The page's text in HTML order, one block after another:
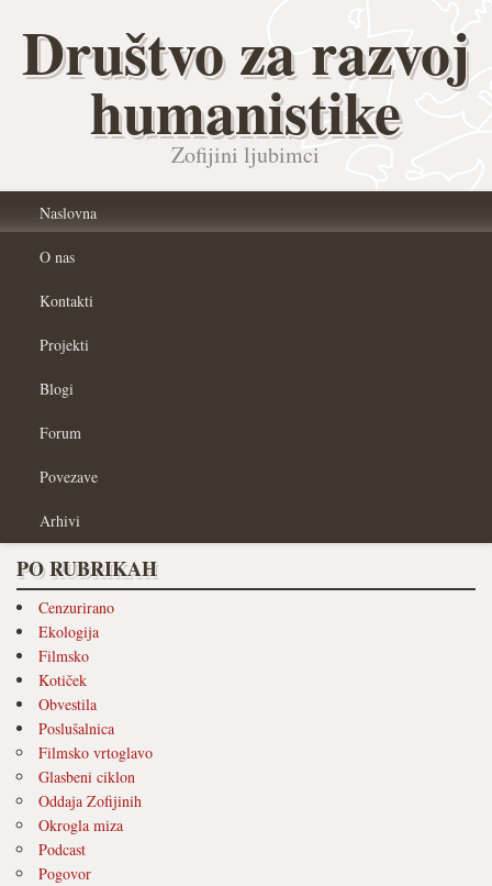
Društvo za razvoj
humanistike
Zofijini ljubimci
Naslovna
O nas
Kontakti
Projekti
Blogi
Forum
Povezave
Arhivi
PO RUBRIKAH
Cenzurirano
Ekologija
Filmsko
Kotiček
Obvestila
Poslušalnica
Filmsko vrtoglavo
Glasbeni ciklon
Oddaja Zofijinih
Okrogla miza
Podcast
Pogovor